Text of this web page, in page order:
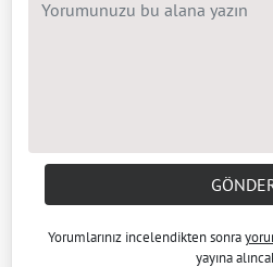
Yorumlarınız incelendikten sonra
yayına